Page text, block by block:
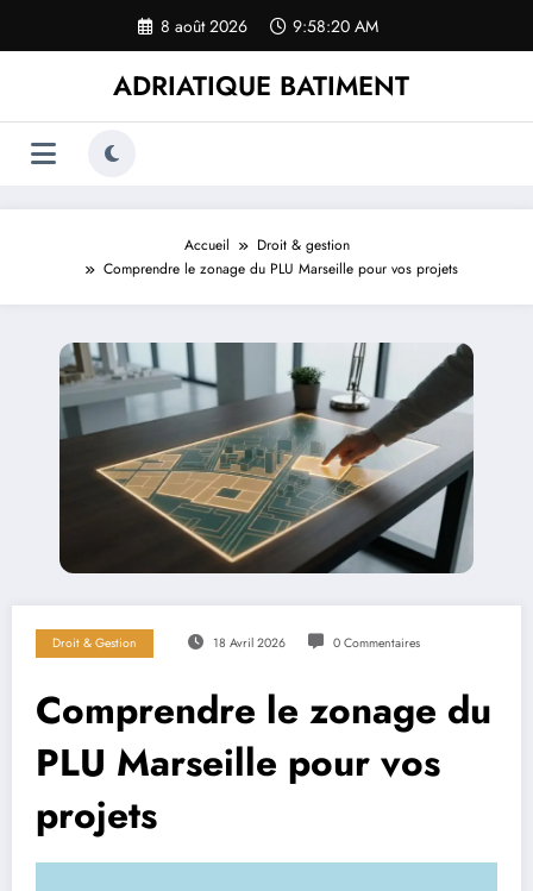
contenu
8 août 2026 9:58:21 AM
ADRIATIQUE BATIMENT
Accueil
Droit & gestion
Comprendre le zonage du PLU Marseille pour vos projets
Droit & Gestion 18 Avril 2026 0 Commentaires
Comprendre le zonage du
PLU Marseille pour vos
projets